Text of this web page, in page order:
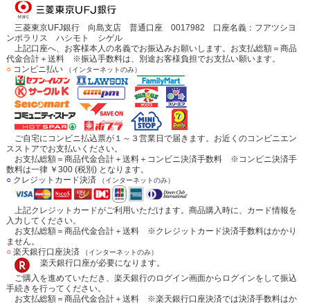
三菱東京UFJ銀行 向島支店 普通口座 0017982 口座名義：フアツシヨ
ンポラリス ハシモト シゲル
上記口座へ、お客様本人の名義でお振込みお願いします。お支払総額＝商品
代金合計＋送料 ※振込手数料は、別途お客様負担でお支払い願います。
○コンビニ払い （インターネットのみ）
ご自宅にコンビニ払込票が１～３営業日で届きます。お近くのコンビニエン
スストアでお支払いください。
お支払総額＝商品代金合計＋送料＋コンビニ決済手数料 ※コンビニ決済手
数料は一律 ￥300 (税別) となります。
○クレジットカード決済 （インターネットのみ）
上記クレジットカードがご利用いただけます。商品購入時に、カード情報を
入力してください。
お支払総額＝商品代金合計＋送料 ※クレジットカード決済手数料はかかり
ません。
○楽天銀行口座決済 （インターネットのみ）
楽天銀行口座が必要になります。
ご購入を進めていただき、楽天銀行のログイン画面からログインをして振込
手続きを行ってください。
お支払総額＝商品代金合計＋送料 ※楽天銀行口座決済では決済手数料はか